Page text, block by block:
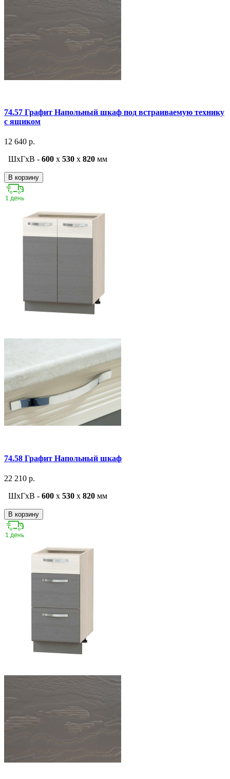
74.57 Графит Напольный шкаф под встраиваемую технику
с ящиком
12 640 р.
ШxГxВ - 600 x 530 x 820 мм
В корзину
74.58 Графит Напольный шкаф
22 210 р.
ШxГxВ - 600 x 530 x 820 мм
В корзину